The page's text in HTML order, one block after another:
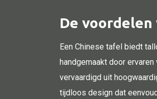
De voordelen
Een Chinese tafel biedt
handgemaakt door
vervaardigd uit
tijdloos design dat